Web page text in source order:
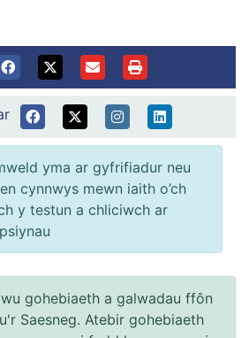
yma ar gyfrifiadur neu
cynnwys mewn iaith o’ch
y testun a chliciwch ar
gohebiaeth a galwadau ffôn
Saesneg. Atebir gohebiaeth